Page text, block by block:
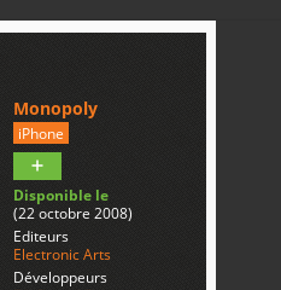
Monopoly
iPhone
Disponible le
(22 octobre 2008)
Editeurs
Electronic Arts
Développeurs